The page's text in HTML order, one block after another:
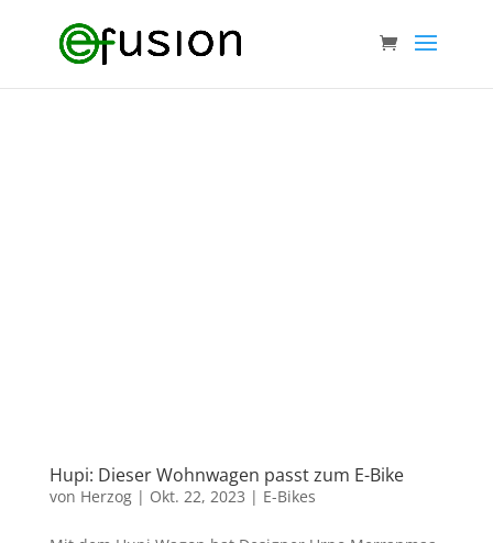
Hupi: Dieser Wohnwagen passt zum E-Bike
von Herzog| Okt. 22, 2023 | E-Bikes